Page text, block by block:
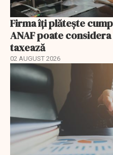
Firma îți plătește
ANAF poate
taxează
02 AUGUST 2026